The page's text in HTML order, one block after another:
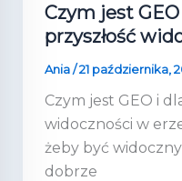
Czym jest
przyszłość
Ania/21 października,
Czym jest GEO i
widoczności w
żeby być
dobrze